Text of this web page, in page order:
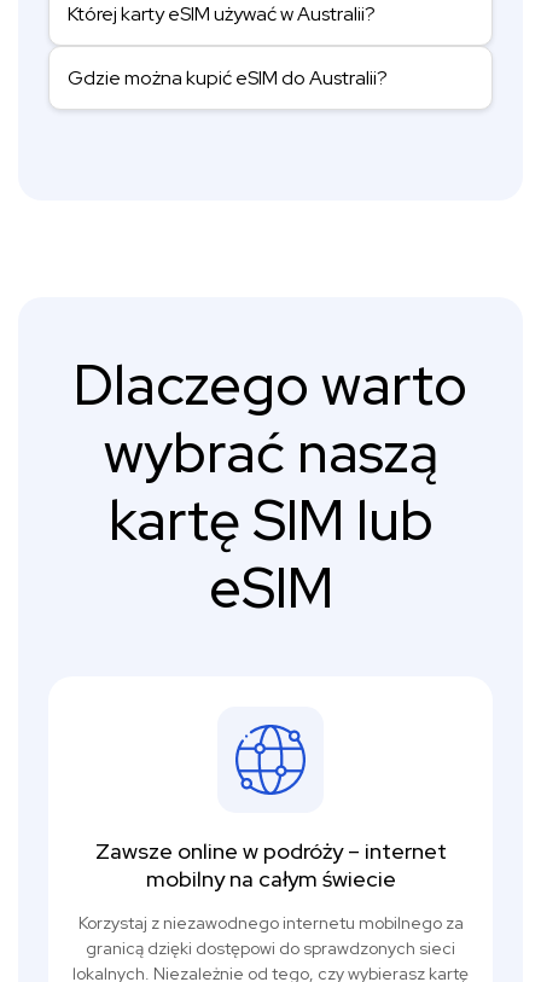
Której karty eSIM używać w Australii?
Gdzie można kupić eSIM do Australii?
Dlaczego warto
wybrać naszą
kartę SIM lub
eSIM
Zawsze online w podróży – internet
mobilny na całym świecie
Korzystaj z niezawodnego internetu mobilnego za
granicą dzięki dostępowi do sprawdzonych sieci
lokalnych. Niezależnie od tego, czy wybierasz kartę